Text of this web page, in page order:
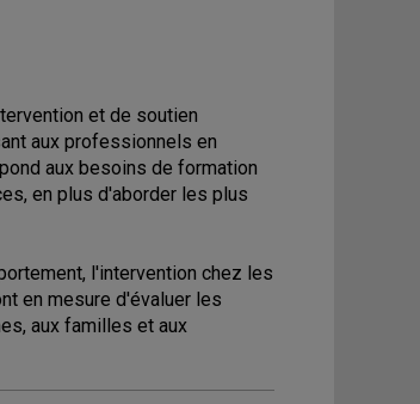
et de soutien
aux professionnels en
aux besoins de formation
en plus d'aborder les plus
l'intervention chez les
en mesure d'évaluer les
aux familles et aux